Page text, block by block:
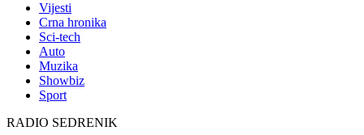
Vijesti
Crna hronika
Sci-tech
Auto
Muzika
Showbiz
Sport
RADIO SEDRENIK